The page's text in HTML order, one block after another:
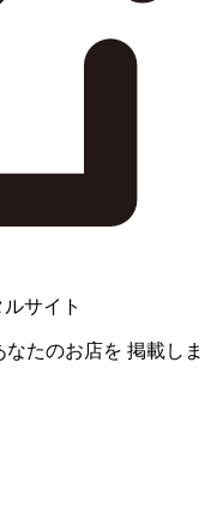
サイト
なたのお店を 掲載しま